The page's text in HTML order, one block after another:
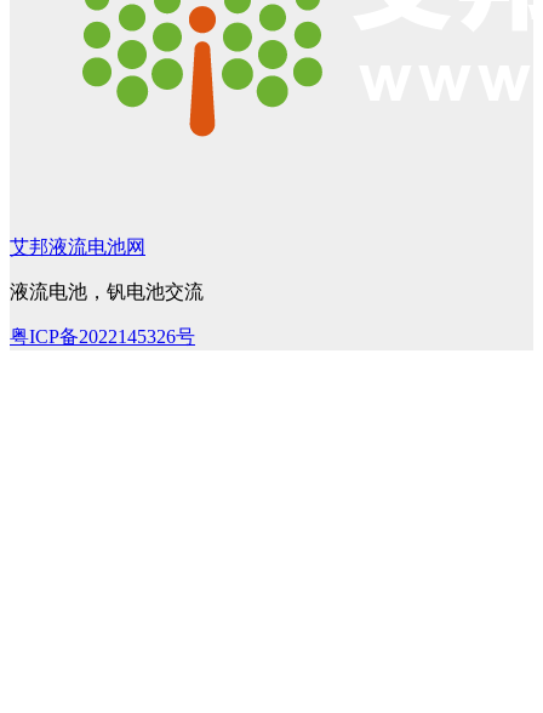
艾邦液流电池网
液流电池，钒电池交流
粤ICP备2022145326号